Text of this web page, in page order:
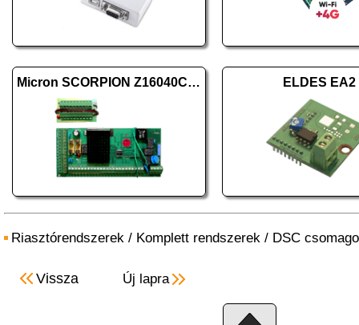
Micron SCORPION Z16040C panel ELDES EA2
Riasztórendszerek / Komplett rendszerek / DSC
Vissza Új lapra